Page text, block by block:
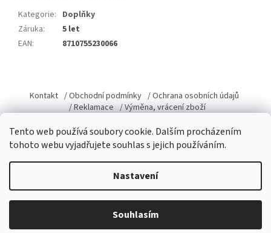
Tento web používá soubory cookie. Dalším procházením
tohoto webu vyjadřujete souhlas s jejich používáním.
Nastavení
Souhlasím
Kategorie: Doplňky
Záruka:
5 let
EAN: 8710755230066
p
a
Kontakt / Obchodní podmínky / Ochrana osobních údajů
/ Reklamace / Výměna, vrácení zboží
Copyright 2026Domacky.cz. Všechna práva vyhrazena.Upravit
nastavení cookies